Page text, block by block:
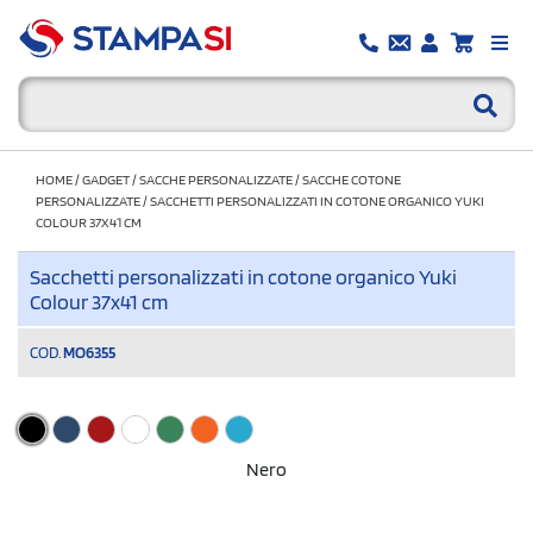
HOME/GADGET/SACCHE PERSONALIZZATE/SACCHE COTONE
PERSONALIZZATE/SACCHETTI PERSONALIZZATI IN COTONE ORGANICO YUKI
COLOUR 37X41 CM
Sacchetti personalizzati in cotone organico Yuki
Colour 37x41 cm
COD. MO6355
Nero